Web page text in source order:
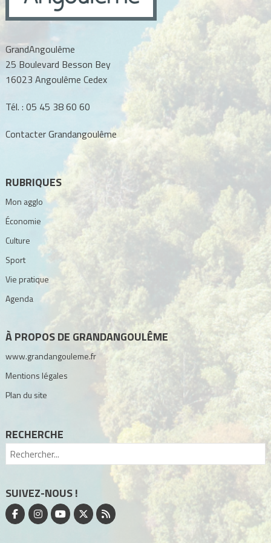
GrandAngoulême
25 Boulevard Besson Bey
16023 Angoulême Cedex
Tél. : 05 45 38 60 60
Contacter Grandangoulême
RUBRIQUES
Mon agglo
Économie
Culture
Sport
Vie pratique
Agenda
À PROPOS DE GRANDANGOULÊME
www.grandangouleme.fr
Mentions légales
Plan du site
RECHERCHE
SUIVEZ-NOUS !